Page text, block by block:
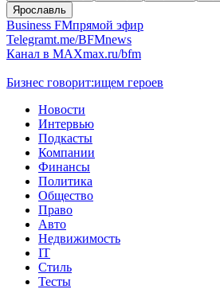
Ярославль
Business FMпрямой эфир
Telegramt.me/BFMnews
Канал в MAXmax.ru/bfm
Бизнес говорит:ищем героев
Новости
Интервью
Подкасты
Компании
Финансы
Политика
Общество
Право
Авто
Недвижимость
IT
Стиль
Тесты